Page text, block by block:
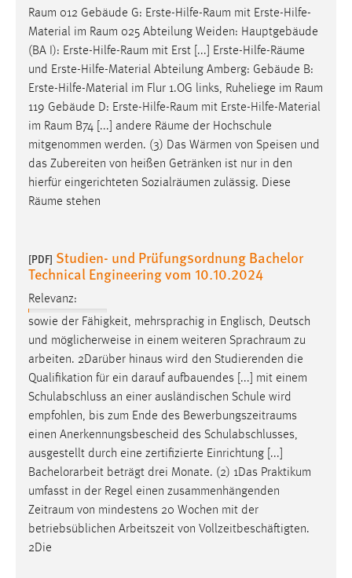
Raum 012 Gebäude G: Erste-Hilfe-Raum mit Erste-Hilfe-
Material im Raum 025 Abteilung Weiden: Hauptgebäude
(BA I): Erste-Hilfe-Raum mit Erst [...] Erste-Hilfe-Räume
und Erste-Hilfe-Material Abteilung Amberg: Gebäude B:
Erste-Hilfe-Material im Flur 1.OG links, Ruheliege im Raum
119 Gebäude D: Erste-Hilfe-Raum mit Erste-Hilfe-Material
im Raum B74 [...] andere Räume der Hochschule
mitgenommen werden. (3) Das Wärmen von Speisen und
das Zubereiten von heißen Getränken ist nur in den
hierfür eingerichteten Sozialräumen zulässig. Diese
Räume stehen
[PDF] Studien- und Prüfungsordnung Bachelor
Technical Engineering vom 10.10.2024
Relevanz:
sowie der Fähigkeit, mehrsprachig in Englisch, Deutsch
und möglicherweise in einem weiteren Sprachraum zu
arbeiten. 2Darüber hinaus wird den Studierenden die
Qualifikation für ein darauf aufbauendes [...] mit einem
Schulabschluss an einer ausländischen Schule wird
empfohlen, bis zum Ende des Bewerbungszeitraums
einen Anerkennungsbescheid des Schulabschlusses,
ausgestellt durch eine zertifizierte Einrichtung [...]
Bachelorarbeit beträgt drei Monate. (2) 1Das Praktikum
umfasst in der Regel einen zusammenhängenden
Zeitraum von mindestens 20 Wochen mit der
betriebsüblichen Arbeitszeit von Vollzeitbeschäftigten.
2Die
Marketing Cookies werden von Drittanbietern
verwendet, um personalisierte Werbung anzuzeigen.
Sie tun dies, indem sie Besucher über Websites
hinweg verfolgen.
Google Ads
Name:
_gcl_au
Anbieter:
Google Ireland Limited
Cookie Laufzeit:
Facebook Pixel
Name:
_fbp
Anbieter:
Facebook
Zweck:
Conversion-Tracking
Cookie Laufzeit:
3 Monate